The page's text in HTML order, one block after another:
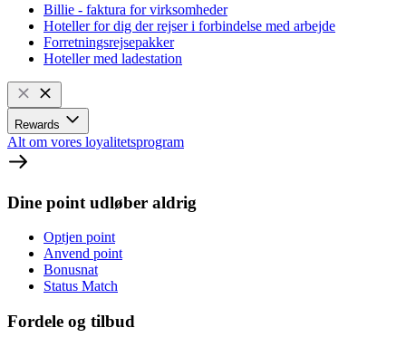
Billie - faktura for virksomheder
Hoteller for dig der rejser i forbindelse med arbejde
Forretningsrejsepakker
Hoteller med ladestation
Rewards
Alt om vores loyalitetsprogram
Dine point udløber aldrig
Optjen point
Anvend point
Bonusnat
Status Match
Fordele og tilbud